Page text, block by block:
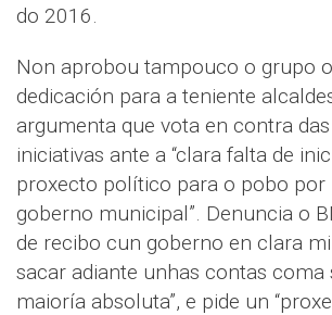
do 2016.
Non aprobou tampouco o grupo
dedicación para a teniente
argumenta que vota en contra
iniciativas ante a “clara falta de
proxecto político para o pobo por
goberno municipal”. Denuncia o
de recibo cun goberno en clara
sacar adiante unhas contas coma
maioría absoluta”, e pide un